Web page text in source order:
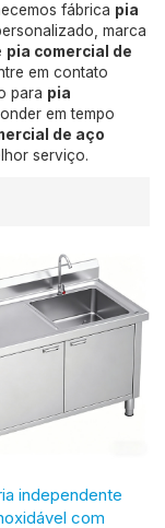
fábrica pia
marca
pia comercial de
em contato
para pia
em tempo
de aço
serviço.
independente
com